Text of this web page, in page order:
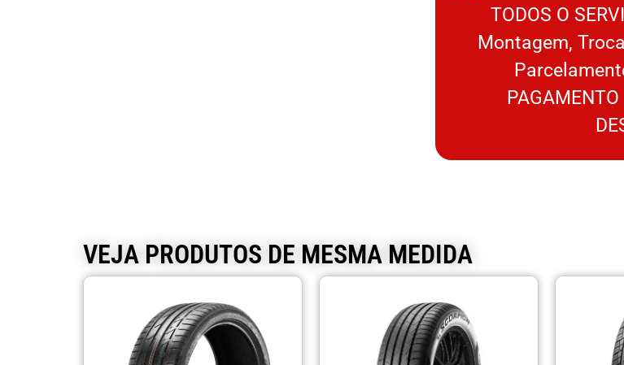
TODOS O
Montagem,
VEJA PRODUTOS DE MESMA MEDIDA